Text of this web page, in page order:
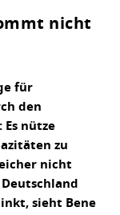
nicht
für
den
nütze
zu
nicht
sieht Bene